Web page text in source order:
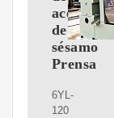
aceite
de
sésamo
Prensa
6YL-
120